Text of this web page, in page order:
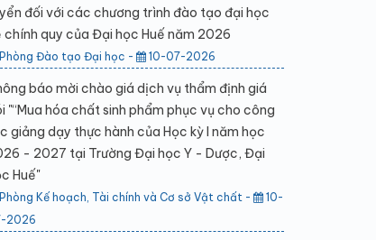
đối với các chương trình đào tạo đại học
chính quy của Đại học Huế năm 2026
Đào tạo Đại học - 10-07-2026
báo mời chào giá dịch vụ thẩm định giá
"“Mua hóa chất sinh phẩm phục vụ cho công
giảng dạy thực hành của Học kỳ I năm học
- 2027 tại Trường Đại học Y - Dược, Đại
Huế"
Kế hoạch, Tài chính và Cơ sở Vật chất -
10-
2026